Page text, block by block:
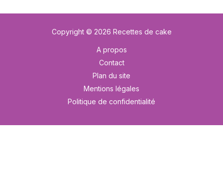
Copyright © 2026 Recettes de cake
A propos
Contact
Plan du site
Mentions légales
Politique de confidentialité